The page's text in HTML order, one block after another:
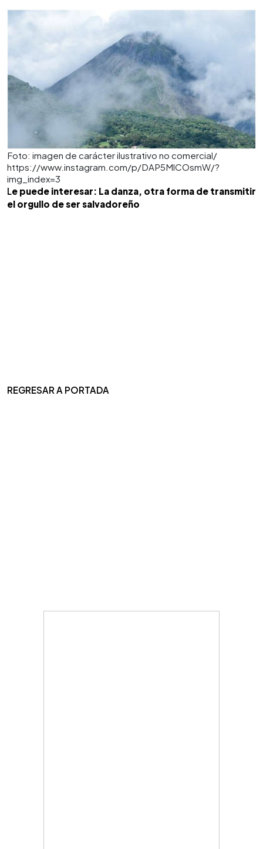
Foto: imagen de carácter ilustrativo no comercial/
https://www.instagram.com/p/DAP5MlCOsmW/?
img_index=3
L e puede interesar: La danza, otra forma de transmitir
el orgullo de ser salvadoreño
REGRESAR A PORTADA